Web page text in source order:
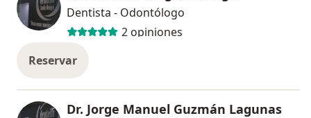
Dentista - Odontólogo
2 opiniones
Reservar
Dr. Jorge Manuel Guzmán Lagunas